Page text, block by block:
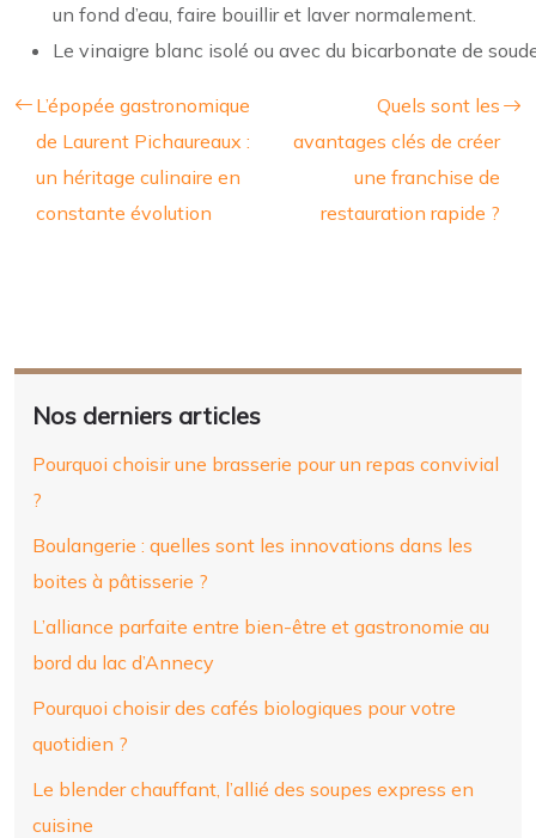
un fond d’eau, faire bouillir et laver normalement.
Le vinaigre blanc isolé ou avec du bicarbonate de
L’épopée gastronomique
de Laurent Pichaureaux :
un héritage culinaire en
constante évolution
Quels sont les
avantages clés de créer
une franchise de
restauration rapide ?
Nos derniers articles
Pourquoi choisir une brasserie pour un repas convivial
?
Boulangerie : quelles sont les innovations dans les
boites à pâtisserie ?
L’alliance parfaite entre bien-être et gastronomie au
bord du lac d’Annecy
Pourquoi choisir des cafés biologiques pour votre
quotidien ?
Le blender chauffant, l’allié des soupes express en
cuisine